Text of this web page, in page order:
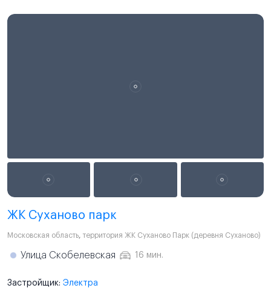
ЖК Суханово парк
Московская область, территория ЖК Суханово Парк (деревня Суханово)
Улица Скобелевская 16 мин.
Застройщик: Электра